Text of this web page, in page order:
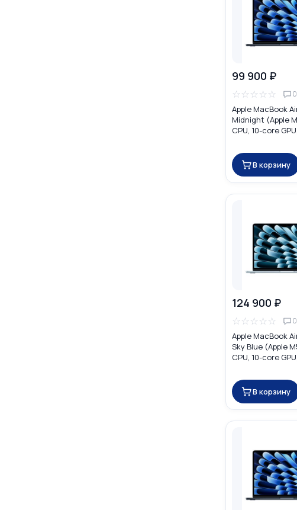
99 900 ₽
☆☆☆☆☆ 0
Apple MacBook
Midnight (Apple
CPU, 10-core
В корзину
124 900 ₽
☆☆☆☆☆ 0
Apple MacBook
Sky Blue (Apple
CPU, 10-core
В корзину